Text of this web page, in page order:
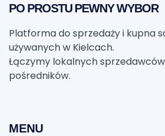
PO PROSTU PEWNY WYBOR
Platforma do sprzedaży i kupna
używanych w Kielcach.
Łączymy lokalnych
pośredników.
MENU